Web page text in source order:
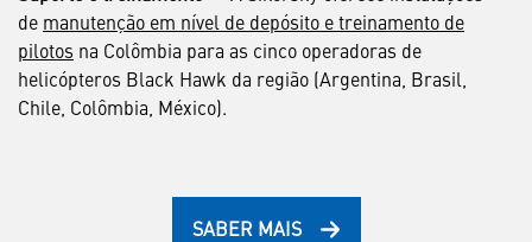
de manutenção em nível de depósito e treinamento de
pilotos na Colômbia para as cinco operadoras de
helicópteros Black Hawk da região (Argentina, Brasil,
Chile, Colômbia, México).
SABER MAIS